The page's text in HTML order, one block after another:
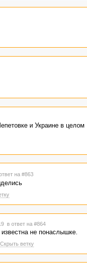
и Украине в целом
на #863
в ответ на #864
не понаслышке.
Скрыть ветку